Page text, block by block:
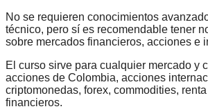
No se requieren conocimientos
técnico, pero sí es recomendable tener
sobre mercados financieros, acciones e
El curso sirve para cualquier mercado y
acciones de Colombia, acciones
criptomonedas, forex, commodities,
financieros.